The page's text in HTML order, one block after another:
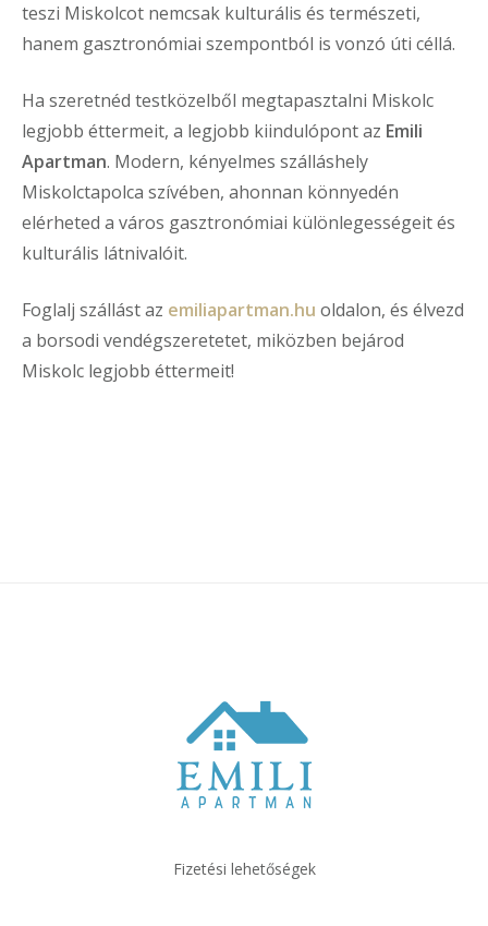
teszi Miskolcot nemcsak kulturális és természeti,
hanem gasztronómiai szempontból is vonzó úti céllá.
Ha szeretnéd testközelből megtapasztalni Miskolc
legjobb éttermeit, a legjobb kiindulópont az Emili
Apartman. Modern, kényelmes szálláshely
Miskolctapolca szívében, ahonnan könnyedén
elérheted a város gasztronómiai különlegességeit és
kulturális látnivalóit.
Foglalj szállást az emiliapartman.hu oldalon, és élvezd
a borsodi vendégszeretetet, miközben bejárod
Miskolc legjobb éttermeit!
Fizetési lehetőségek